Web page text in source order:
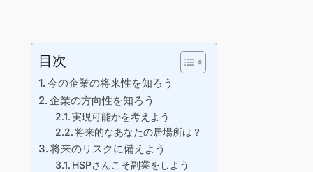
目次
今の企業の将来性を知ろう
企業の方向性を知ろう
実現可能かを考えよう
将来的なあなたの居場所は？
将来のリスクに備えよう
HSPさんこそ副業をしよう